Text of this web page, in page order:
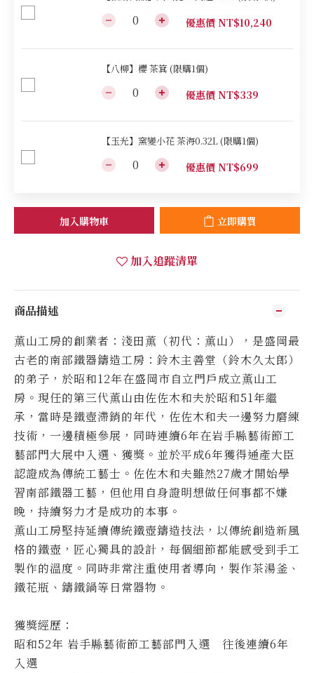
優惠價 NT$10,240
【八柳】櫻 茶箕 (限購1個)
優惠價 NT$339
【玉光】窯變小花 茶海0.32L (限購1個)
優惠價 NT$699
加入購物車 立即購買
加入追蹤清單
商品描述
薫山工房的創業者：淺田薫（初代：薫山），是盛岡最
古老的南部鐵器鑄造工房：鈴木主善堂（鈴木久太郎）
的弟子，於昭和12年在盛岡市自立門戶成立薫山工
房。現任的第三代薫山由佐佐木和夫於昭和51年繼
承，當時是鐵壺滯銷的年代，佐佐木和夫一邊努力磨練
技術，一邊積極參展，同時連續6年在岩手縣藝術節工
藝部門大展中入選、獲獎。並於平成6年獲得通產大臣
認證成為傳統工藝士。佐佐木和夫雖然27歲才開始學
習南部鐵器工藝，但他用自身證明想做任何事都不嫌
晚，持續努力才是成功的本事。
薫山工房堅持延續傳統鐵壺鑄造技法，以傳統創造新風
格的鐵壺，匠心獨具的設計，每個細節都能感受到手工
製作的溫度。同時非常注重使用者導向，製作茶湯釜、
鐵花瓶、鑄鐵鍋等日常器物。
獲獎經歷：
昭和52年 岩手縣藝術節工藝部門入選 往後連續6年
入選